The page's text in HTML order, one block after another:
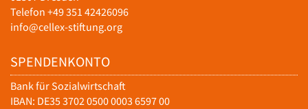
Telefon +49 351 42426096
info@cellex-stiftung.org
SPENDENKONTO
Bank für Sozialwirtschaft
IBAN: DE35 3702 0500 0003 6597 00